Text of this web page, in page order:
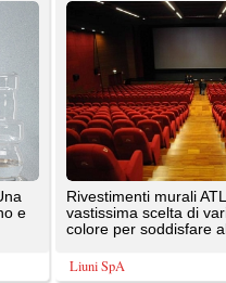
I rivestimenti in pietra Col Martin,
partono da uno spessore di cm. 2 fino
a poter essere ...
Viel Emozione Pietra